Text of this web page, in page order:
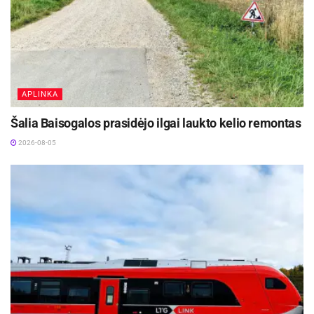
Aktualios naujienos
Ignalinos rajone, Lukošiškės sentikių religinė
bendruomenė rūpinasi cerkvės išsaugojimu
2026-08-08
Iki dešimtadalio skubiosios medicinos pagalbos
Paroda „Linksmų švenčių!“ primena
beišnykstančią popierinių sveikinimų tradiciją.
Skoningai ir elegantiškai išpuoštose dvaro
erdvėse lankytojai gali apžiūrėti 662 lietuvių
dailininkų, fotografų kurtus ir kitus Lietuvoje bei
APLINKA
Šalia Baisogalos prasidėjo ilgai laukto kelio remontas
2026-08-05